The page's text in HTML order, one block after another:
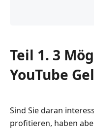
Teil 1. 3
YouTube
Sind Sie daran
profitieren, haben